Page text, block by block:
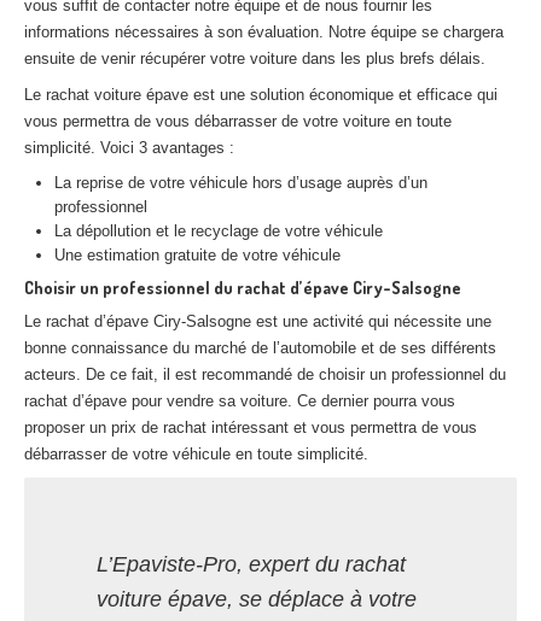
CONTACT
01 83 64 20 40
vous suffit de contacter notre équipe et de nous fournir les
informations nécessaires à son évaluation. Notre équipe se chargera
ensuite de venir récupérer votre voiture dans les plus brefs délais.
Le rachat voiture épave est une solution économique et efficace qui
vous permettra de vous débarrasser de votre voiture en toute
simplicité. Voici 3 avantages :
La reprise de votre véhicule hors d’usage auprès d’un
professionnel
La dépollution et le recyclage de votre véhicule
Une estimation gratuite de votre véhicule
Choisir un professionnel du rachat d’épave Ciry-Salsogne
Le rachat d’épave Ciry-Salsogne est une activité qui nécessite une
bonne connaissance du marché de l’automobile et de ses différents
acteurs. De ce fait, il est recommandé de choisir un professionnel du
rachat d’épave pour vendre sa voiture. Ce dernier pourra vous
proposer un prix de rachat intéressant et vous permettra de vous
débarrasser de votre véhicule en toute simplicité.
L’Epaviste-Pro, expert du rachat
voiture épave, se déplace à votre